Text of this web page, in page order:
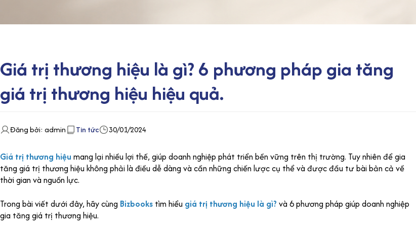
Giá trị thương hiệu là gì? 6 phương pháp gia tăng
giá trị thương hiệu hiệu quả.
Đăng bởi: admin Tin tức 30/01/2024
Giá trị thương hiệu mang lại nhiều lợi thế, giúp doanh nghiệp phát triển bền vững trên thị trường. Tuy nhiên để gia
tăng giá trị thương hiệu không phải là điều dễ dàng và cần những chiến lược cụ thể và được đầu tư bài bản cả về
thời gian và nguồn lực.
Trong bài viết dưới đây, hãy cùng Bizbooks tìm hiểu giá trị thương hiệu là gì? và 6 phương pháp giúp doanh nghiệp
gia tăng giá trị thương hiệu.